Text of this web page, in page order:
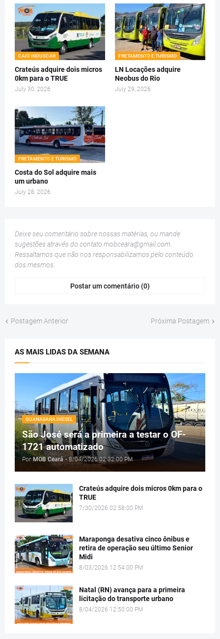
CAIO INDUSCAR
Crateús adquire dois micros
0km para o TRUE
July 30, 2026
FRETAMENTO E TURISMO
LN Locações adquire
Neobus do Rio
July 29, 2026
FRETAMENTO E TURISMO
Costa do Sol adquire mais
um urbano
July 28, 2026
Deixe seu comentário sobre nossas matérias, ou mande
sugestões através do contato mobceara@gmail.com.
Ressaltamos que não nos responsabilizamos pelo conteúdo
dos mesmos.
Postar um comentário (0)
Postagem Anterior Próxima Postagem
AS MAIS LIDAS DA SEMANA
GUANABARA DIESEL
São José será a primeira a testar o OF-
1721 automatizado
Por MOB Ceará - 8/04/2026 02:32:00 PM
Crateús adquire dois micros 0km para o
TRUE
7/30/2026 02:58:00 PM
Maraponga desativa cinco ônibus e
retira de operação seu último Senior
Midi
8/03/2026 12:54:00 PM
Natal (RN) avança para a primeira
licitação do transporte urbano
8/04/2026 12:50:00 PM